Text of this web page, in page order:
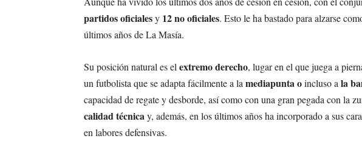
partidos oficialesy 12 no oficiales. Esto le ha bastado para alzarse
últimos años de La Masía.
Su posición natural es elextremo derecho, lugar en el que juega a
un futbolista que se adapta fácilmente a lamediapunta oincluso ala
capacidad de regate y desborde, así como con una gran pegada con la
calidad técnicay, además, en los últimos años ha incorporado a sus
en labores defensivas.